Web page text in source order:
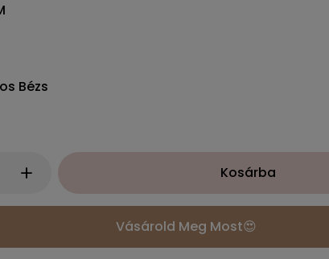
Bézs
Kosárba
Vásárold Meg Most😍